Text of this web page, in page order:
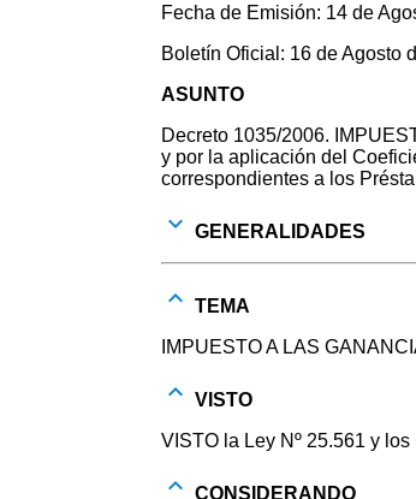
Fecha de Emisión: 14 de
Boletín Oficial: 16 de Agosto
ASUNTO
Decreto 1035/2006.
y por la aplicación del
correspondientes a los
GENERALIDADES
TEMA
IMPUESTO A LAS
VISTO
VISTO la Ley Nº 25.561 y
CONSIDERANDO